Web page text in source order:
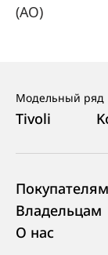
(АО)
Модельный ряд
Tivoli
Покупателям
Владельцам
О нас